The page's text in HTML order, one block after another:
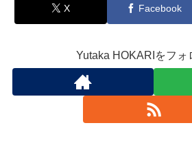
X Facebook
Yutaka HOKARIをフォ